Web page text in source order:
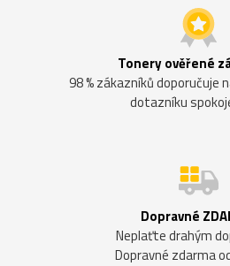
Tonery ověřené
98 % zákazníků doporučuje
dotazníku
Dopravné
Neplaťte drahým
Dopravné zdarma